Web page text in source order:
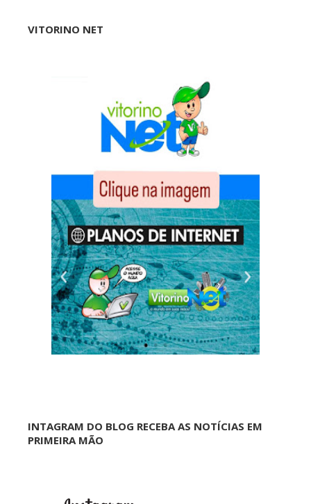
VITORINO NET
INTAGRAM DO BLOG RECEBA AS NOTÍCIAS EM
PRIMEIRA MÃO